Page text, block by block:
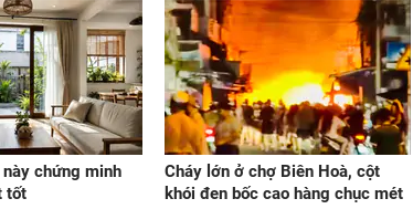
chứng minh
tốt
Cháy lớn ở chợ Biên Hoà, cột
khói đen bốc cao hàng chục mét